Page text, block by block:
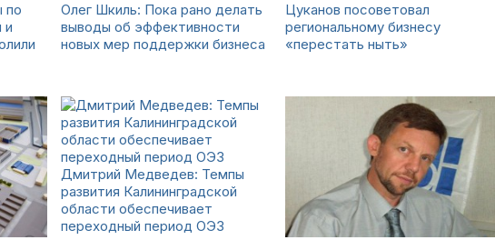
по
и
Олег Шкиль: Пока рано делать
выводы об эффективности
новых мер поддержки бизнеса
Цуканов посоветовал
региональному бизнесу
«перестать ныть»
Дмитрий Медведев: Темпы
развития Калининградской
области обеспечивает
переходный период ОЭЗ